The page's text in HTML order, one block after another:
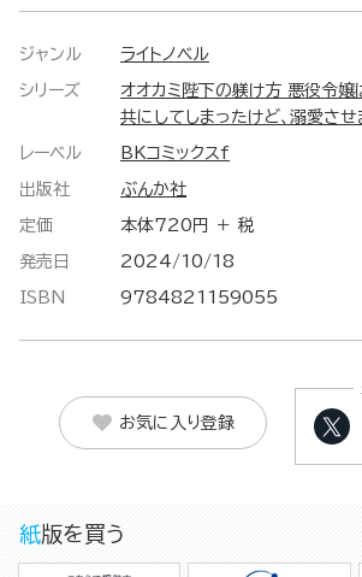
ジャンル ライトノベル
シリーズ
オオカミ陛下の躾け方 悪役令嬢
共にしてしまったけど、溺愛させ
レーベル BKコミックスf
出版社 ぶんか社
定価 本体720円 ＋ 税
発売日 2024/10/18
ISBN 9784821159055
お気に入り登録
紙版を買う